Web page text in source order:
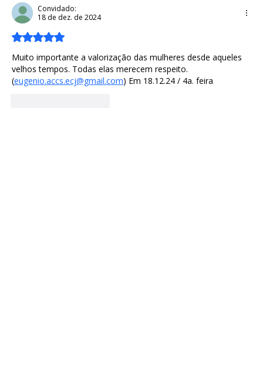
tremendo poder
Convidado:
18 de dez. de 2024
Avaliado com 5 de 5 estrelas.
Muito importante a valorização das mulheres desde aqueles
velhos tempos. Todas elas merecem respeito.
(eugenio.accs.ecj@gmail.com) Em 18.12.24 / 4a. feira